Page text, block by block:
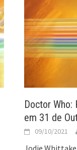
Doctor
em 31 de
09/10/2021